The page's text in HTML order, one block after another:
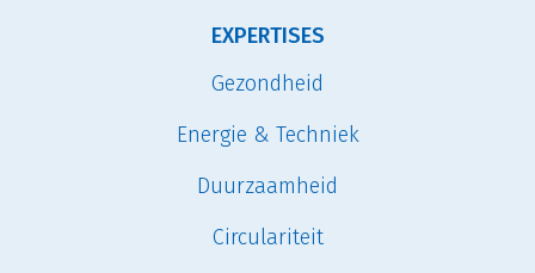
EXPERTISES
Gezondheid
Energie & Techniek
Duurzaamheid
Circulariteit